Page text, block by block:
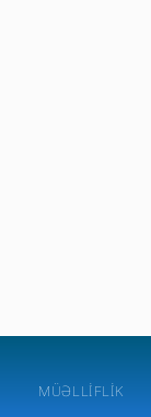
MÜƏLLIFLIK